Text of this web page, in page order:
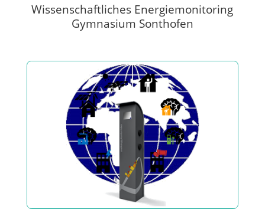
Wissenschaftliches Energiemonitoring
Gymnasium Sonthofen